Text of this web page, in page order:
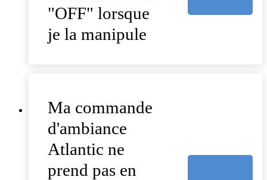
"OFF" lorsque
je la manipule
Ma commande
d'ambiance
Atlantic ne
prend pas en